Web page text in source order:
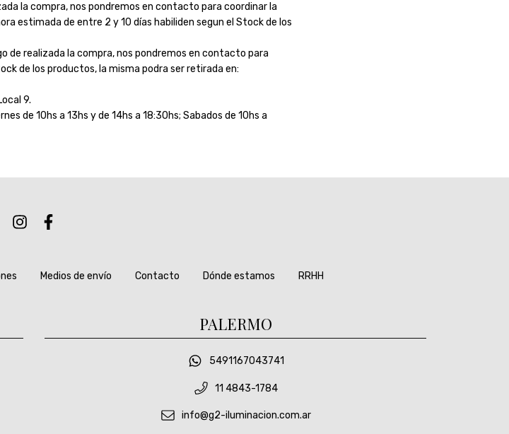
la compra, nos pondremos en contacto para coordinar la
estimada de entre 2 y 10 días habiliden segun el Stock de los
de realizada la compra, nos pondremos en contacto para
de los productos, la misma podra ser retirada en:
9.
de 10hs a 13hs y de 14hs a 18:30hs; Sabados de 10hs a
Medios de envío Contacto Dónde estamos RRHH
PALERMO
5491167043741
11 4843-1784
info@g2-iluminacion.com.ar